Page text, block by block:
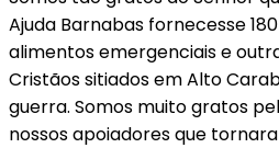
Ajuda Barnabas fornecesse
alimentos emergenciais e
Cristãos sitiados em Alto
guerra. Somos muito gratos
nossos apoiadores que